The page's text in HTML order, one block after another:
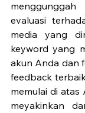
evaluasi
media yang
keyword yang
akun Anda dan
feedback
memulai di atas
meyakinkan